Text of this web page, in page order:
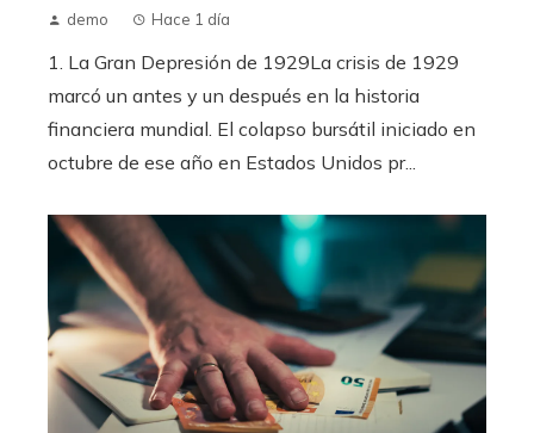
demo Hace 1 día
1. La Gran Depresión de 1929La crisis de 1929
marcó un antes y un después en la historia
financiera mundial. El colapso bursátil iniciado en
octubre de ese año en Estados Unidos pr...